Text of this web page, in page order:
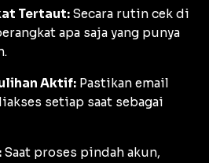
Tertaut: Secara rutin cek di
apa saja yang punya
Aktif: Pastikan email
setiap saat sebagai
Saat proses pindah akun,